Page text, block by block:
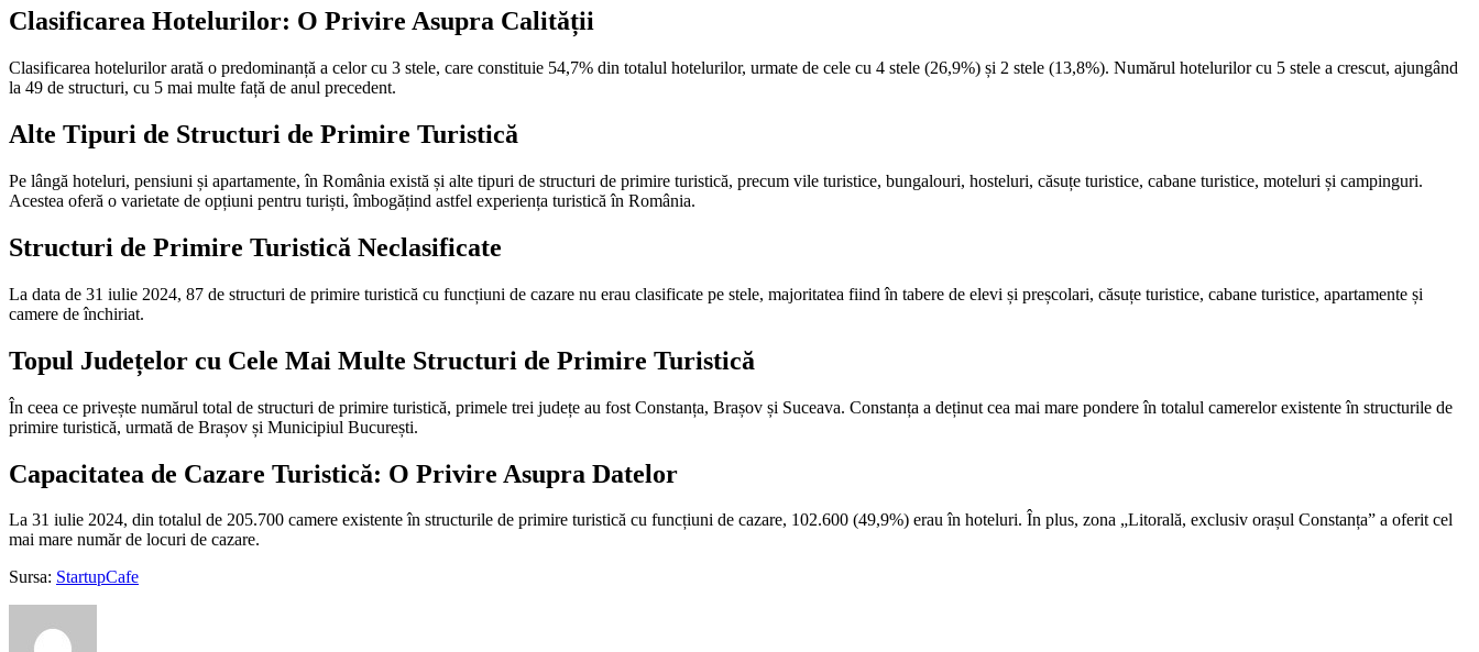
Clasificarea Hotelurilor: O Privire Asupra Calității
Clasificarea hotelurilor arată o predominanță a celor cu 3 stele, care constituie 54,7% din totalul hotelurilor, urmate de cele cu 4 stele (26,9%) și 2 stele (13,8%). Numărul hotelurilor cu 5 stele a crescut, ajungând
la 49 de structuri, cu 5 mai multe față de anul precedent.
Alte Tipuri de Structuri de Primire Turistică
Pe lângă hoteluri, pensiuni și apartamente, în România există și alte tipuri de structuri de primire turistică, precum vile turistice, bungalouri, hosteluri, căsuțe turistice, cabane turistice, moteluri și campinguri.
Acestea oferă o varietate de opțiuni pentru turiști, îmbogățind astfel experiența turistică în România.
Structuri de Primire Turistică Neclasificate
La data de 31 iulie 2024, 87 de structuri de primire turistică cu funcțiuni de cazare nu erau clasificate pe stele, majoritatea fiind în tabere de elevi și preșcolari, căsuțe turistice, cabane turistice, apartamente și
camere de închiriat.
Topul Județelor cu Cele Mai Multe Structuri de Primire Turistică
În ceea ce privește numărul total de structuri de primire turistică, primele trei județe au fost Constanța, Brașov și Suceava. Constanța a deținut cea mai mare pondere în totalul camerelor existente în structurile de
primire turistică, urmată de Brașov și Municipiul București.
Capacitatea de Cazare Turistică: O Privire Asupra Datelor
La 31 iulie 2024, din totalul de 205.700 camere existente în structurile de primire turistică cu funcțiuni de cazare, 102.600 (49,9%) erau în hoteluri. În plus, zona „Litorală, exclusiv orașul Constanța” a oferit cel
mai mare număr de locuri de cazare.
Sursa: StartupCafe